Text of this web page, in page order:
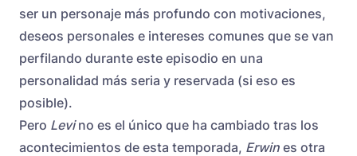
ser un personaje más profundo con motivaciones,
deseos personales e intereses comunes que se van
perfilando durante este episodio en una
personalidad más seria y reservada (si eso es
posible).
Pero Levino es el único que ha cambiado tras los
acontecimientos de esta temporada, Erwin es otra